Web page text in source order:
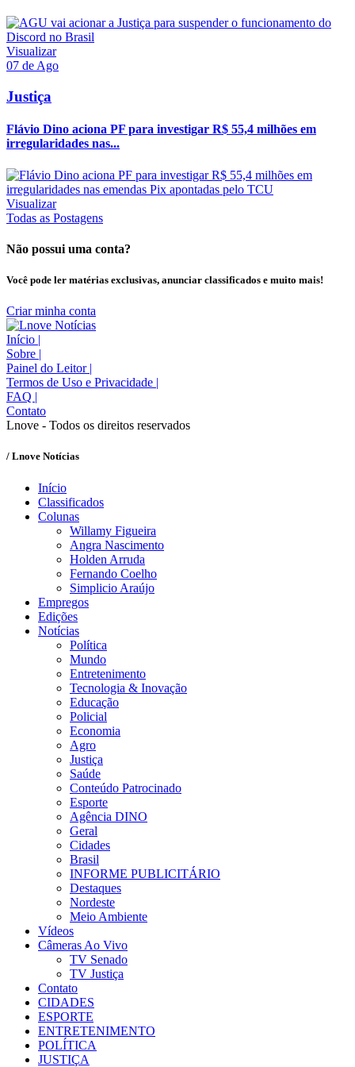
Visualizar
07 de Ago
Justiça
Flávio Dino aciona PF para investigar R$ 55,4 milhões em
irregularidades nas...
Visualizar
Todas as Postagens
Não possui uma conta?
Você pode ler matérias exclusivas, anunciar classificados e muito mais!
Criar minha conta
Início |
Sobre |
Painel do Leitor |
Termos de Uso e Privacidade |
FAQ |
Contato
Lnove - Todos os direitos reservados
/ Lnove Notícias
Início
Classificados
Colunas
Willamy Figueira
Angra Nascimento
Holden Arruda
Fernando Coelho
Simplicio Araújo
Empregos
Edições
Notícias
Política
Mundo
Entretenimento
Tecnologia & Inovação
Educação
Policial
Economia
Agro
Justiça
Saúde
Conteúdo Patrocinado
Esporte
Agência DINO
Geral
Cidades
Brasil
INFORME PUBLICITÁRIO
Destaques
Nordeste
Meio Ambiente
Vídeos
Câmeras Ao Vivo
TV Senado
TV Justiça
Contato
CIDADES
ESPORTE
ENTRETENIMENTO
POLÍTICA
JUSTIÇA